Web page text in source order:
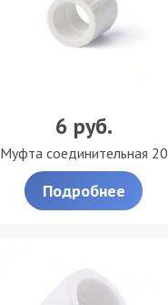
6 руб.
Муфта соединительная 20
Подробнее